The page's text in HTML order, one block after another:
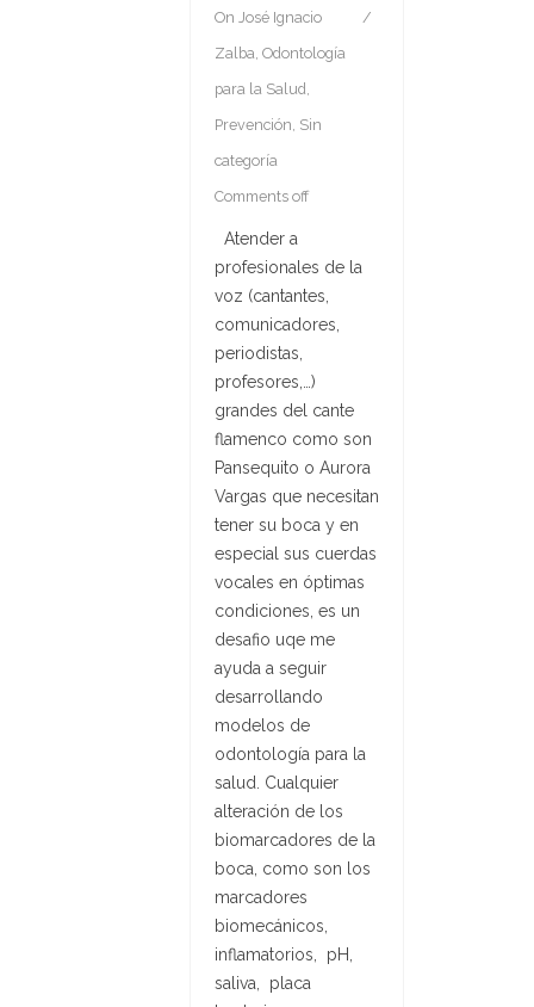
On José Ignacio
Zalba Odontología
para la Salud
Prevención Sin
categoría
Comments off
Atender a
profesionales de la
voz (cantantes,
comunicadores,
periodistas,
profesores,…)
grandes del cante
flamenco como son
Pansequito o Aurora
Vargas que necesitan
tener su boca y en
especial sus cuerdas
vocales en óptimas
condiciones, es un
desafio uqe me
ayuda a seguir
desarrollando
modelos de
odontología para la
salud. Cualquier
alteración de los
biomarcadores de la
boca, como son los
marcadores
biomecánicos,
inflamatorios, pH,
saliva, placa